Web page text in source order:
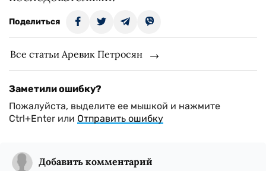
Поделиться
Все статьи Аревик Петросян
Заметили ошибку?
Пожалуйста, выделите ее мышкой и нажмите
Ctrl+Enter или Отправить ошибку
Добавить комментарий